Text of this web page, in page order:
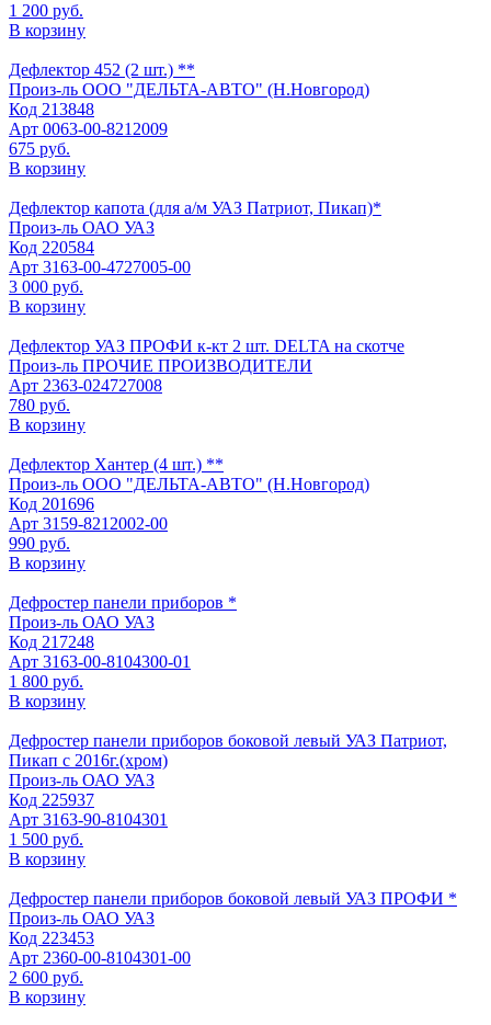
1 200 руб.
В корзину
Дефлектор 452 (2 шт.) **
Произ-ль ООО "ДЕЛЬТА-АВТО" (Н.Новгород)
Код 213848
Арт 0063-00-8212009
675 руб.
В корзину
Дефлектор капота (для а/м УАЗ Патриот, Пикап)*
Произ-ль ОАО УАЗ
Код 220584
Арт 3163-00-4727005-00
3 000 руб.
В корзину
Дефлектор УАЗ ПРОФИ к-кт 2 шт. DELTA на скотче
Произ-ль ПРОЧИЕ ПРОИЗВОДИТЕЛИ
Арт 2363-024727008
780 руб.
В корзину
Дефлектор Хантер (4 шт.) **
Произ-ль ООО "ДЕЛЬТА-АВТО" (Н.Новгород)
Код 201696
Арт 3159-8212002-00
990 руб.
В корзину
Дефростер панели приборов *
Произ-ль ОАО УАЗ
Код 217248
Арт 3163-00-8104300-01
1 800 руб.
В корзину
Дефростер панели приборов боковой левый УАЗ Патриот,
Пикап с 2016г.(хром)
Произ-ль ОАО УАЗ
Код 225937
Арт 3163-90-8104301
1 500 руб.
В корзину
Дефростер панели приборов боковой левый УАЗ ПРОФИ *
Произ-ль ОАО УАЗ
Код 223453
Арт 2360-00-8104301-00
2 600 руб.
В корзину